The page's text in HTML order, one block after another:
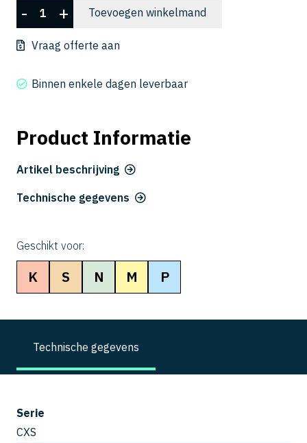
4010-
060
- + Toevoegen winkelmand
Vraag offerte aan
Binnen enkele dagen leverbaar
Product Informatie
Artikel beschrijving
Technische gegevens
Geschikt voor:
K S N M P
Technische gegevens
Serie
CXS